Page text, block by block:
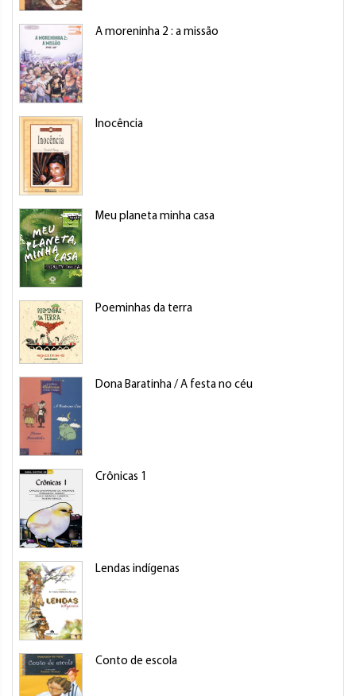
A moreninha 2 : a missão
Inocência
Meu planeta minha casa
Poeminhas da terra
Dona Baratinha / A festa no céu
Crônicas 1
Lendas indígenas
Conto de escola